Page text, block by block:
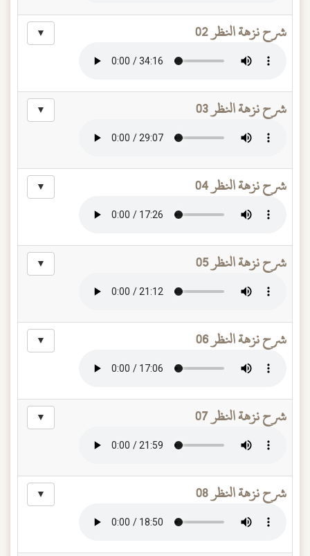
شرح نزهة النظر 02 ▼
شرح نزهة النظر 03 ▼
شرح نزهة النظر 04 ▼
شرح نزهة النظر 05 ▼
شرح نزهة النظر 06 ▼
شرح نزهة النظر 07 ▼
شرح نزهة النظر 08 ▼